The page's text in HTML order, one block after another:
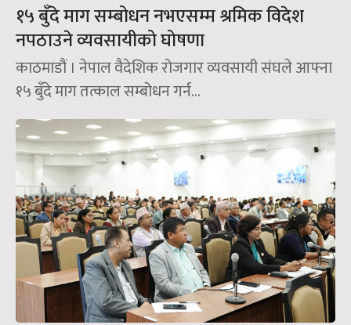
१५ बुँदे माग सम्बोधन नभएसम्म श्रमिक विदेश
नपठाउने व्यवसायीको घोषणा
काठमाडौं । नेपाल वैदेशिक रोजगार व्यवसायी संघले आफ्ना
१५ बुँदे माग तत्काल सम्बोधन गर्न...